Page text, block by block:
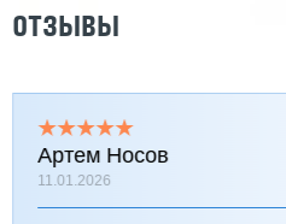
ОТЗЫВЫ
Артем Носов
11.01.2026